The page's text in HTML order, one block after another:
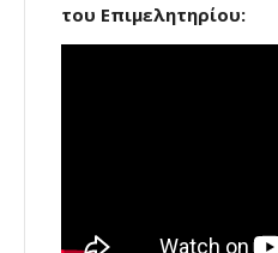
του Επιμελητηρίου: